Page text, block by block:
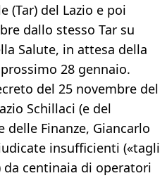
(Tar) del Lazio e poi
dallo stesso Tar su
Salute, in attesa della
28 gennaio.
del 25 novembre del
Schillaci (e del
delle Finanze, Giancarlo
insufficienti («tagli
centinaia di operatori